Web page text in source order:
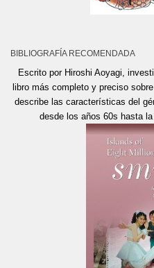
BIBLIOGRAFÍA RECOMENDADA
Escrito por Hiroshi Aoyagi,
libro más completo y preciso
describe las características del
desde los años 60s hasta